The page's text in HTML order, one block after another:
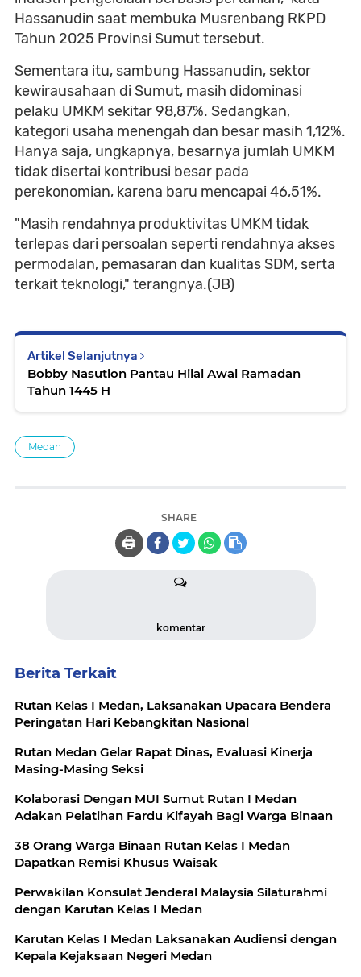
Hassanudin saat membuka Musrenbang RKPD
Tahun 2025 Provinsi Sumut tersebut.
Sementara itu, sambung Hassanudin, sektor
kewirausahaan di Sumut, masih didominasi
pelaku UMKM sekitar 98,87%. Sedangkan,
kategori usaha menengah dan besar masih 1,12%.
Hanya saja, ungkapnya, besarnya jumlah UMKM
tidak disertai kontribusi besar pada
perekonomian, karena baru mencapai 46,51%.
"Masih rendahnya produktivitas UMKM tidak
terlepas dari persoalan seperti rendahnya akses
permodalan, pemasaran dan kualitas SDM, serta
terkait teknologi," terangnya.(JB)
Artikel Selanjutnya
Bobby Nasution Pantau Hilal Awal Ramadan
Tahun 1445 H
Medan
SHARE
🖨️
komentar
Berita Terkait
Rutan Kelas I Medan, Laksanakan Upacara Bendera
Peringatan Hari Kebangkitan Nasional
Rutan Medan Gelar Rapat Dinas, Evaluasi Kinerja
Masing-Masing Seksi
Kolaborasi Dengan MUI Sumut Rutan I Medan
Adakan Pelatihan Fardu Kifayah Bagi Warga Binaan
38 Orang Warga Binaan Rutan Kelas I Medan
Dapatkan Remisi Khusus Waisak
Perwakilan Konsulat Jenderal Malaysia Silaturahmi
dengan Karutan Kelas I Medan
Karutan Kelas I Medan Laksanakan Audiensi dengan
Kepala Kejaksaan Negeri Medan